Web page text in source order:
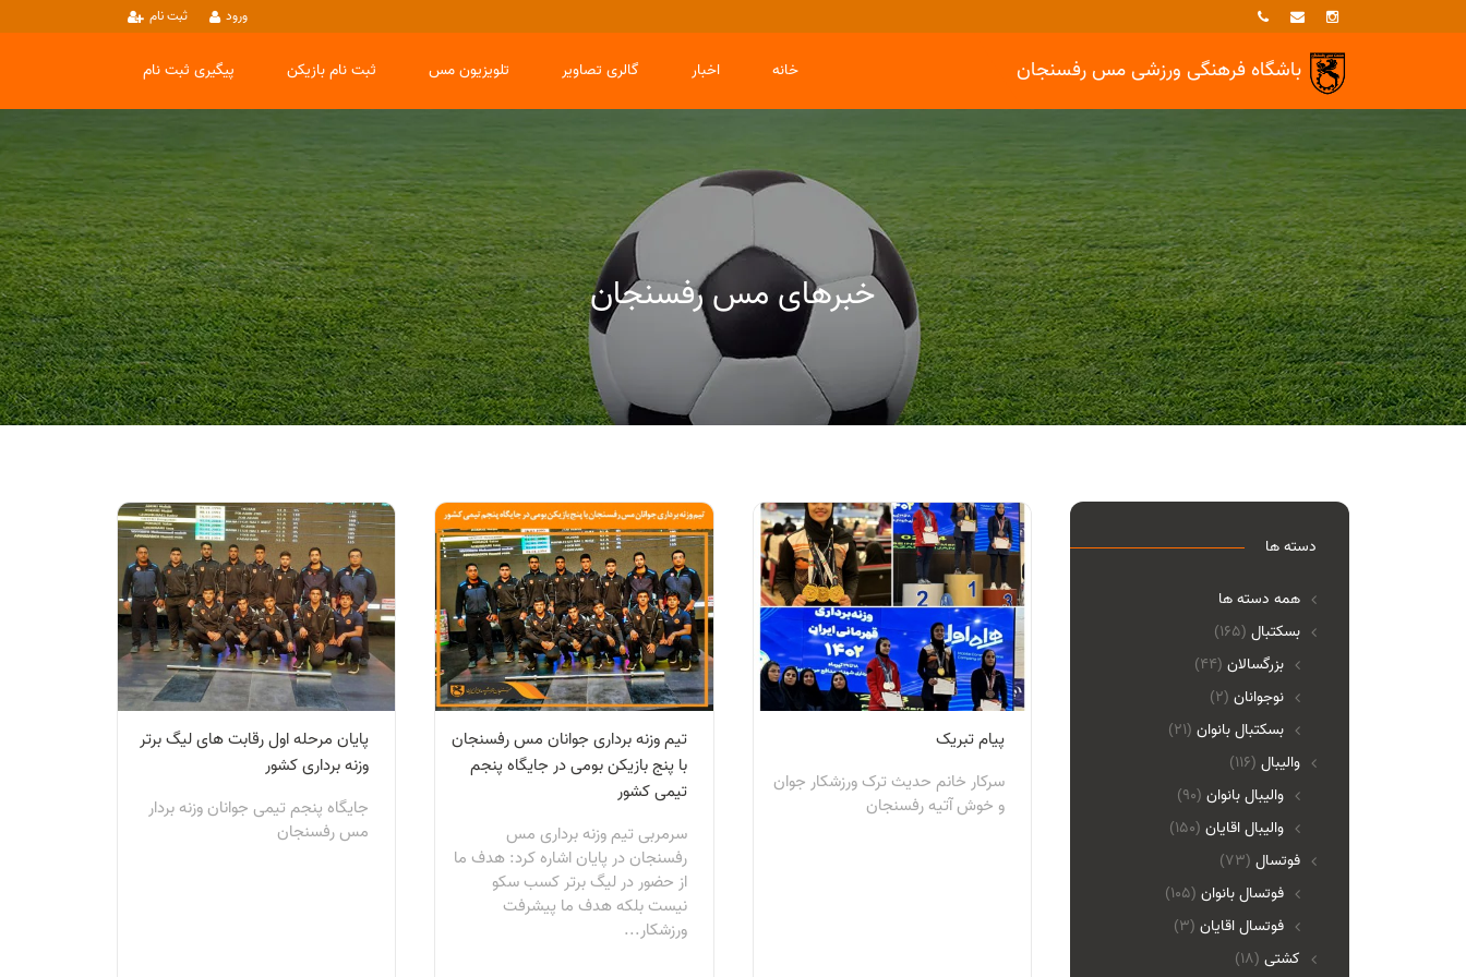
ثبت نام ورود
باشگاه فرهنگی ورزشیمس رفسنجان پیگیری ثبت نام ثبت نام بازیکن تلویزیون مس گالری تصاویر اخبار خانه
خبرهای مس رفسنجان
خبرها وزنه برداری
پیام تبریک
سرکار خانم حدیث ترک ورزشکار جوان
و خوش آتیه رفسنجان
تیم وزنه برداری جوانان مس رفسنجان
با پنج بازیکن بومی در جایگاه پنجم
تیمی کشور
سرمربی تیم وزنه برداری مس
رفسنجان در پایان اشاره کرد: هدف ما
از حضور در لیگ برتر کسب سکو
نیست بلکه هدف ما پیشرفت
ورزشکار...
پایان مرحله اول رقابت های لیگ برتر
وزنه برداری کشور
جایگاه پنجم تیمی جوانان وزنه بردار
مس رفسنجان
دسته ها
همه دسته ها
(165) بسکتبال
بزرگسالان (44)
نوجوانان (2)
بسکتبال بانوان (21)
(116) والیبال
واليبال بانوان (90)
واليبال اقايان (150)
(73) فوتسال
فوتسال بانوان (105)
فوتسال اقايان (3)
(18) کشتی